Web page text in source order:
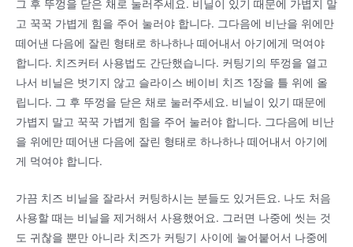
그 후 뚜껑을 닫은 채로 눌러주세요. 비닐이 있기 때문에 가볍지 말
고 꾹꾹 가볍게 힘을 주어 눌러야 합니다. 그다음에 비난을 위에만
떼어낸 다음에 잘린 형태로 하나하나 떼어내서 아기에게 먹여야
합니다. 치즈커터 사용법도 간단했습니다. 커팅기의 뚜껑을 열고
나서 비닐은 벗기지 않고 슬라이스 베이비 치즈 1장을 틀 위에 올
립니다. 그 후 뚜껑을 닫은 채로 눌러주세요. 비닐이 있기 때문에
가볍지 말고 꾹꾹 가볍게 힘을 주어 눌러야 합니다. 그다음에 비난
을 위에만 떼어낸 다음에 잘린 형태로 하나하나 떼어내서 아기에
게 먹여야 합니다.
가끔 치즈 비닐을 잘라서 커팅하시는 분들도 있거든요. 나도 처음
사용할 때는 비닐을 제거해서 사용했어요. 그러면 나중에 씻는 것
도 귀찮을 뿐만 아니라 치즈가 커팅기 사이에 눌어붙어서 나중에